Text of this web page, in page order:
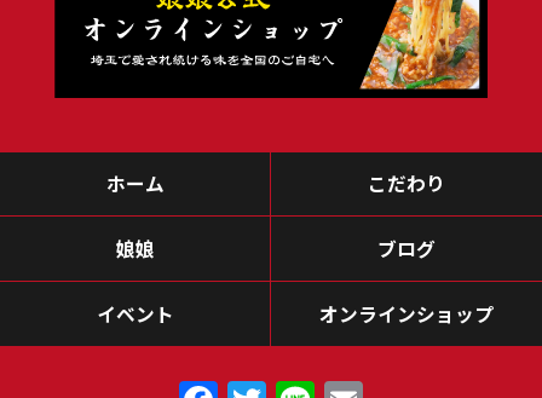
ホーム こだわり
娘娘 ブログ
イベント オンラインショップ